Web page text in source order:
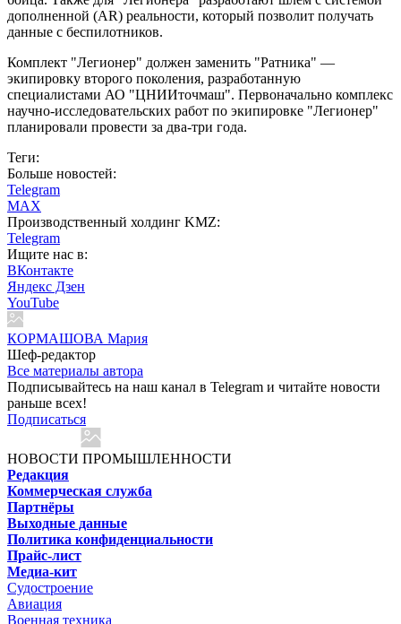
дополненной (AR) реальности, который позволит получать
данные с беспилотников.
Комплект "Легионер" должен заменить "Ратника" —
экипировку второго поколения, разработанную
специалистами АО "ЦНИИточмаш". Первоначально комплекс
научно-исследовательских работ по экипировке "Легионер"
планировали провести за два-три года.
Теги:
Больше новостей:
Telegram
MAX
Производственный холдинг KMZ:
Telegram
Ищите нас в:
ВКонтакте
Яндекс Дзен
YouTube
КОРМАШОВА Мария
Шеф-редактор
Все материалы автора
Подписывайтесь на наш канал в Telegram и читайте новости
раньше всех!
Подписаться
НОВОСТИ ПРОМЫШЛЕННОСТИ
Редакция
Коммерческая служба
Партнёры
Выходные данные
Политика конфиденциальности
Прайс-лист
Медиа-кит
Судостроение
Авиация
Военная техника